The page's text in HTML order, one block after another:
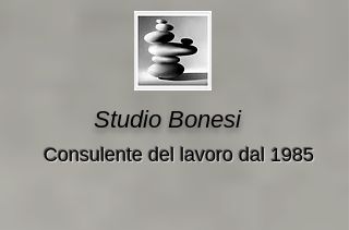
Studio Bonesi
Consulente del lavoro dal 1985